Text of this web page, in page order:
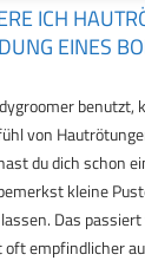
ICH
EINES
benutzt,
von
du dich schon
kleine
Das
oft empfindlicher